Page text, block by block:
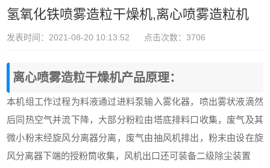
氢氧化铁喷雾造粒干燥机,离心喷雾造粒机
发表时间：2021-08-20 10:13:52 点击次数：3706
离心喷雾造粒干燥机产品原理：
本机组工作过程为料液通过进料泵输入雾化器，喷出雾状液滴然
后同热空气并流下降，大部分粉粒由塔底排料口收集，废气及其
微小粉末经旋风分离器分离，废气由抽风机排出，粉末由设在旋
风分离器下端的授粉筒收集，风机出口还可装备二级除尘装置